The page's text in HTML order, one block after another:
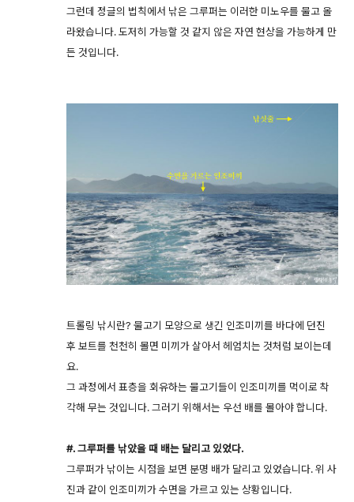
그런데 정글의 법칙에서 낚은 그루퍼는 이러한 미노우를 물고 올
라왔습니다. 도저히 가능할 것 같지 않은 자연 현상을 가능하게 만
든 것입니다.
트롤링 낚시란? 물고기 모양으로 생긴 인조미끼를 바다에 던진
후 보트를 천천히 몰면 미끼가 살아서 헤엄치는 것처럼 보이는데
요.
그 과정에서 표층을 회유하는 물고기들이 인조미끼를 먹이로 착
각해 무는 것입니다. 그러기 위해서는 우선 배를 몰아야 합니다.
#. 그루퍼를 낚았을 때 배는 달리고 있었다.
그루퍼가 낚이는 시점을 보면 분명 배가 달리고 있었습니다. 위 사
진과 같이 인조미끼가 수면을 가르고 있는 상황입니다.